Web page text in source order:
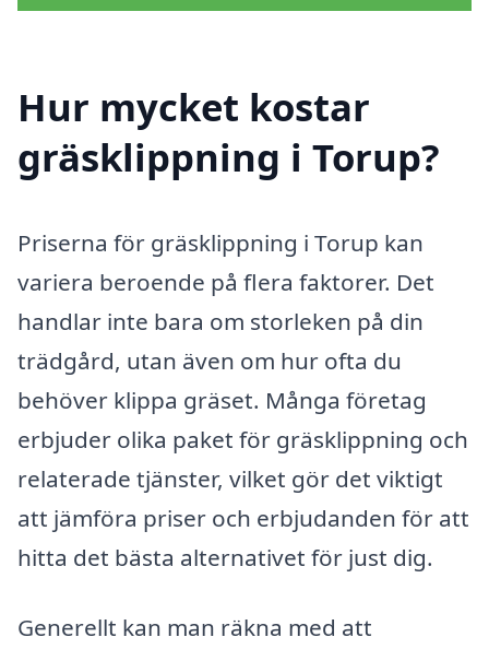
Hur mycket kostar
gräsklippning i Torup?
Priserna för gräsklippning i Torup kan
variera beroende på flera faktorer. Det
handlar inte bara om storleken på din
trädgård, utan även om hur ofta du
behöver klippa gräset. Många företag
erbjuder olika paket för gräsklippning och
relaterade tjänster, vilket gör det viktigt
att jämföra priser och erbjudanden för att
hitta det bästa alternativet för just dig.
Generellt kan man räkna med att